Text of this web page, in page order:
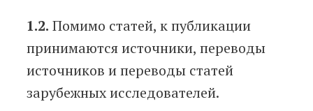
1.2. Помимо статей, к публикации
принимаются источники, переводы
источников и переводы статей
зарубежных исследователей.